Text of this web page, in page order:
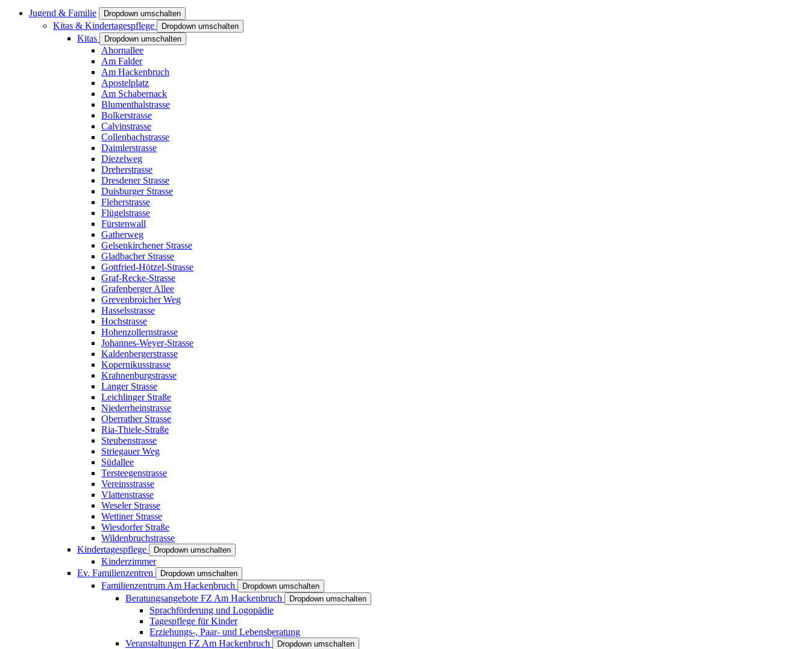
Jugend & Familie Dropdown umschalten
Kitas & Kindertagespflege Dropdown umschalten
Kitas Dropdown umschalten
Ahornallee
Am Falder
Am Hackenbruch
Apostelplatz
Am Schabernack
Blumenthalstrasse
Bolkerstrasse
Calvinstrasse
Collenbachstrasse
Daimlerstrasse
Diezelweg
Dreherstrasse
Dresdener Strasse
Duisburger Strasse
Fleherstrasse
Flügelstrasse
Fürstenwall
Gatherweg
Gelsenkirchener Strasse
Gladbacher Strasse
Gottfried-Hötzel-Strasse
Graf-Recke-Strasse
Grafenberger Allee
Grevenbroicher Weg
Hasselsstrasse
Hochstrasse
Hohenzollernstrasse
Johannes-Weyer-Strasse
Kaldenbergerstrasse
Kopernikusstrasse
Krahnenburgstrasse
Langer Strasse
Leichlinger Straße
Niederrheinstrasse
Oberrather Strasse
Ria-Thiele-Straße
Steubenstrasse
Striegauer Weg
Südallee
Tersteegenstrasse
Vereinsstrasse
Vlattenstrasse
Weseler Strasse
Wettiner Strasse
Wiesdorfer Straße
Wildenbruchstrasse
Kindertagespflege
Dropdown umschalten
Kinderzimmer
Ev. Familienzentren
Dropdown umschalten
Familienzentrum Am Hackenbruch Dropdown umschalten
Beratungsangebote FZ Am Hackenbruch Dropdown umschalten
Sprachförderung und Logopädie
Tagespflege für Kinder
Erziehungs-, Paar- und Lebensberatung
Veranstaltungen FZ Am Hackenbruch
Dropdown umschalten